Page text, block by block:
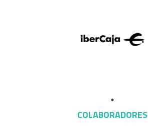
COLABORADORES